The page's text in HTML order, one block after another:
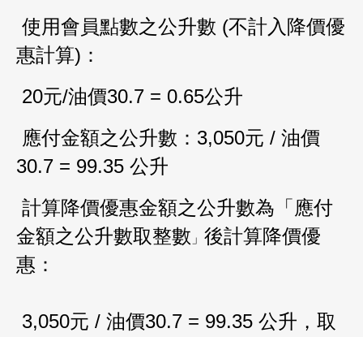
使用會員點數之公升數 (不計入降價優
惠計算)：
20元/油價30.7 = 0.65公升
應付金額之公升數： 3,050元 / 油價
30.7 = 99.35 公升
計算降價優惠金額之公升數為 「應付
金額之公升數取整數 」 後計算降價優
惠 ：
3,050元 / 油價30.7 = 99.35 公升，取